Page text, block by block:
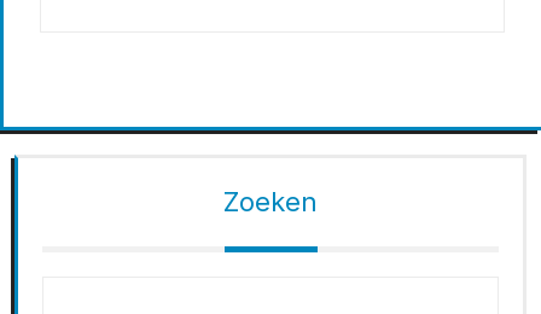
Zoeken